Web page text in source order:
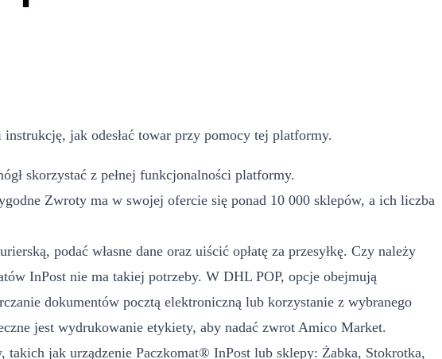
jak odesłać towar przy pomocy tej platformy.
skorzystać z pełnej funkcjonalności platformy.
Zwroty ma w swojej ofercie się ponad 10 000 sklepów, a ich liczba
podać własne dane oraz uiścić opłatę za przesyłkę. Czy należy
InPost nie ma takiej potrzeby. W DHL POP, opcje obejmują
dokumentów pocztą elektroniczną lub korzystanie z wybranego
jest wydrukowanie etykiety, aby nadać zwrot Amico Market.
takich jak urządzenie Paczkomat® InPost lub sklepy: Żabka, Stokrotka,